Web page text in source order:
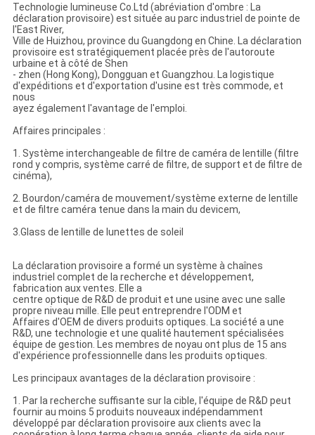
Technologie lumineuse Co.Ltd (abréviation d'ombre : La
déclaration provisoire) est située au parc industriel de pointe de
l'East River,
Ville de Huizhou, province du Guangdong en Chine. La déclaration
provisoire est stratégiquement placée près de l'autoroute
urbaine et à côté de Shen
- zhen (Hong Kong), Dongguan et Guangzhou. La logistique
d'expéditions et d'exportation d'usine est très commode, et
nous
ayez également l'avantage de l'emploi.
Affaires principales :
1. Système interchangeable de filtre de caméra de lentille (filtre
rond y compris, système carré de filtre, de support et de filtre de
cinéma),
2. Bourdon/caméra de mouvement/système externe de lentille
et de filtre caméra tenue dans la main du devicem,
3.Glass de lentille de lunettes de soleil
La déclaration provisoire a formé un système à chaînes
industriel complet de la recherche et développement,
fabrication aux ventes. Elle a
centre optique de R&D de produit et une usine avec une salle
propre niveau mille. Elle peut entreprendre l'ODM et
Affaires d'OEM de divers produits optiques. La société a une
R&D, une technologie et une qualité hautement spécialisées
équipe de gestion. Les membres de noyau ont plus de 15 ans
d'expérience professionnelle dans les produits optiques.
Les principaux avantages de la déclaration provisoire :
1. Par la recherche suffisante sur la cible, l'équipe de R&D peut
fournir au moins 5 produits nouveaux indépendamment
développé par déclaration provisoire aux clients avec la